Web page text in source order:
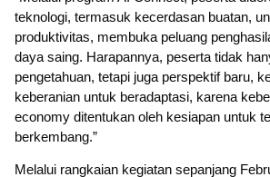
teknologi, termasuk kecerdasan buatan,
produktivitas, membuka peluang
daya saing. Harapannya, peserta tidak
pengetahuan, tetapi juga perspektif baru,
keberanian untuk beradaptasi, karena
economy ditentukan oleh kesiapan untuk
berkembang.”
Melalui rangkaian kegiatan sepanjang